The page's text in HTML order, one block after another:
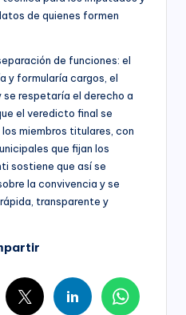
de quienes formen
de funciones: el
y formularía cargos, el
se respetaría el derecho a
el veredicto final se
miembros titulares, con
que fijan los
sostiene que así se
la convivencia y se
transparente y